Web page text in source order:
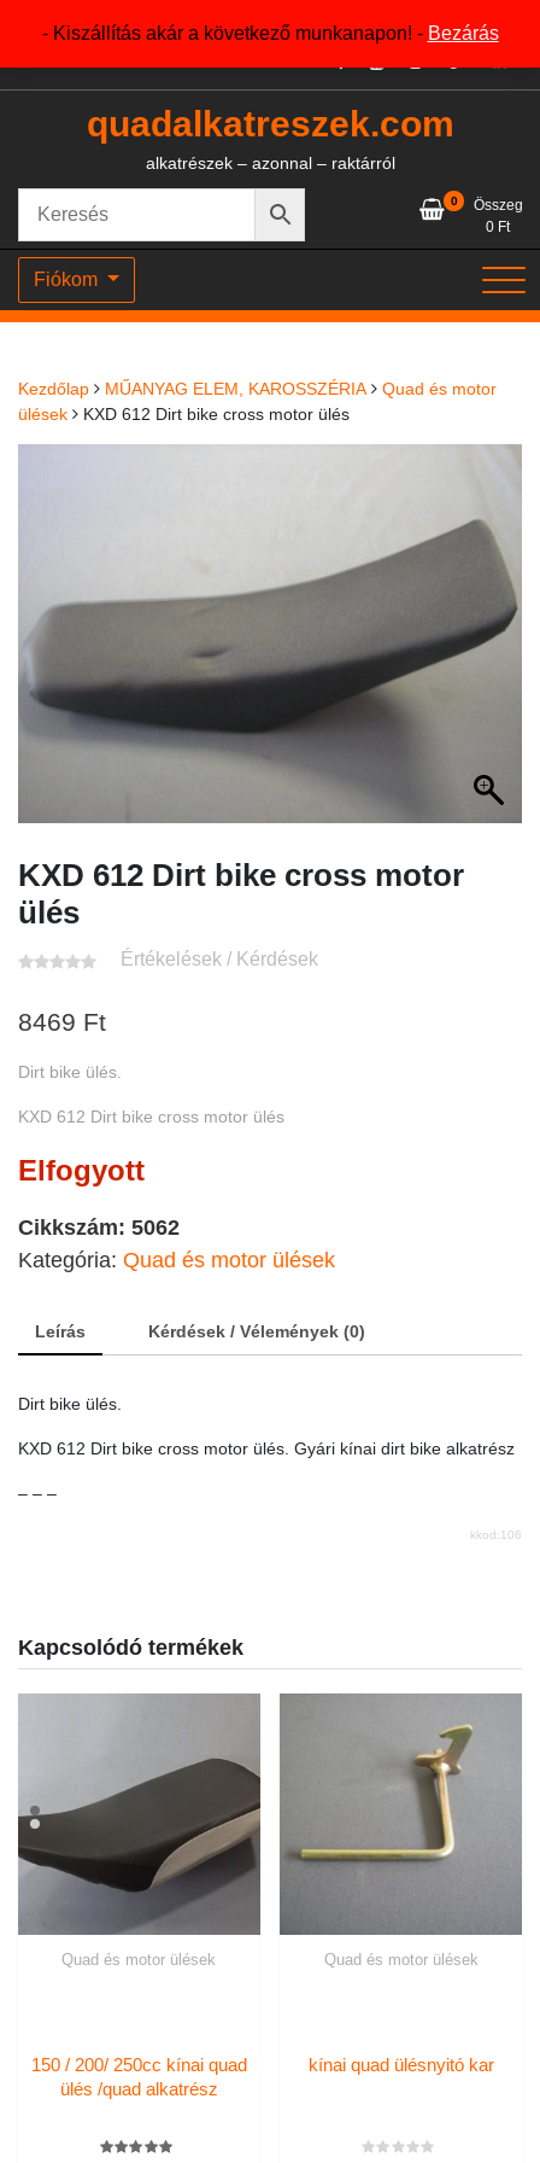
- Kiszállítás akár a következő munkanapon! - Bezárás
+36204327386
quadalkatreszek.com
alkatrészek – azonnal – raktárról
0
Összeg
0 Ft
Fiókom
Kezdőlap MŰANYAG ELEM, KAROSSZÉRIA
Quad és motor
ülések
KXD 612 Dirt bike cross motor ülés
KXD 612 Dirt bike cross motor
ülés
Értékelések / Kérdések
8469 Ft
Dirt bike ülés.
KXD 612 Dirt bike cross motor ülés
Elfogyott
Cikkszám: 5062
Kategória: Quad és motor ülések
Leírás Kérdések / Vélemények (0)
Dirt bike ülés.
KXD 612 Dirt bike cross motor ülés. Gyári kínai dirt bike alkatrész
– – –
kkod:106
Kapcsolódó termékek
Quad és motor ülések
150 / 200/ 250cc kínai quad
ülés /quad alkatrész
Quad és motor ülések
kínai quad ülésnyitó kar